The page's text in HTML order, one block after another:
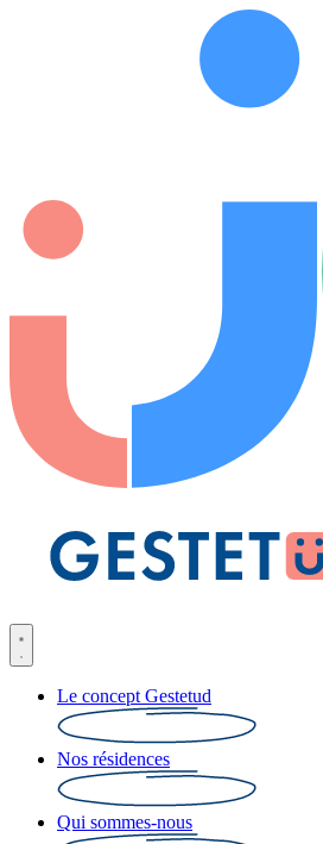
Le concept Gestetud
Nos résidences
Qui sommes-nous